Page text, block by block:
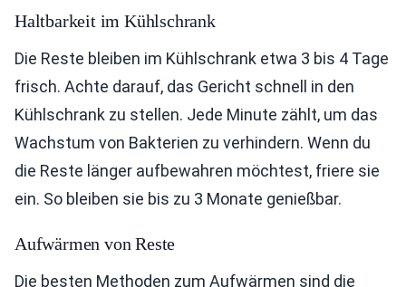
Haltbarkeit im Kühlschrank
Die Reste bleiben im Kühlschrank etwa 3 bis 4 Tage
frisch. Achte darauf, das Gericht schnell in den
Kühlschrank zu stellen. Jede Minute zählt, um das
Wachstum von Bakterien zu verhindern. Wenn du
die Reste länger aufbewahren möchtest, friere sie
ein. So bleiben sie bis zu 3 Monate genießbar.
Aufwärmen von Reste
Die besten Methoden zum Aufwärmen sind die